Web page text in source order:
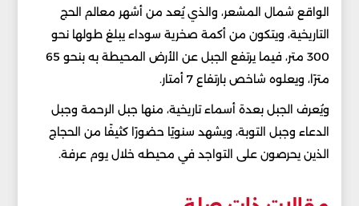
الواقع شمال المشعر، والذي يُعد من أشهر معالم الحج
التاريخية، ويتكون من أكمة صخرية سوداء يبلغ طولها نحو
300 متر، فيما يرتفع الجبل عن الأرض المحيطة به بنحو 65
مترًا، ويعلوه شاخص بارتفاع 7 أمتار.
ويُعرف الجبل بعدة أسماء تاريخية، منها جبل الرحمة وجبل
الدعاء وجبل التوبة، ويشهد سنويًا حضورًا كثيفًا من الحجاج
الذين يحرصون على التواجد في محيطه خلال يوم عرفة.